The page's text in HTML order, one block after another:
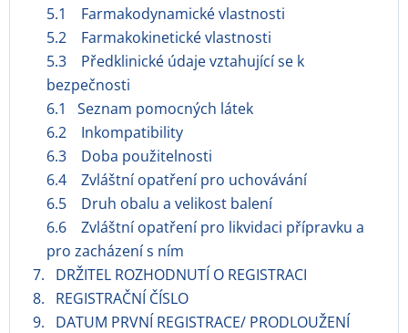
5.1 Farmakodynamické vlastnosti
5.2 Farmakokinetické vlastnosti
5.3 Předklinické údaje vztahující se k
bezpečnosti
6.1 Seznam pomocných látek
6.2 Inkompatibility
6.3 Doba použitelnosti
6.4 Zvláštní opatření pro uchovávání
6.5 Druh obalu a velikost balení
6.6 Zvláštní opatření pro likvidaci přípravku a
pro zacházení s ním
7. DRŽITEL ROZHODNUTÍ O REGISTRACI
8. REGISTRAČNÍ ČÍSLO
9. DATUM PRVNÍ REGISTRACE/ PRODLOUŽENÍ